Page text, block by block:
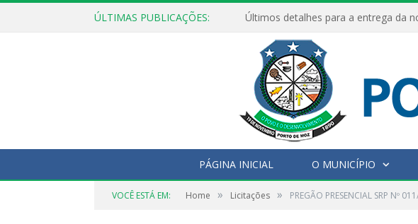
ÚLTIMAS PUBLICAÇÕES: Últimos detalhes para a entrega da
PÁGINA INICIAL O MUNICÍPIO
VOCÊ ESTÁ EM: Home » Licitações » PREGÃO PRESENCIAL SRP Nº